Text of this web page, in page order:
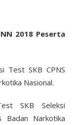
2018 Peserta
Test SKB CPNS
Nasional.
SKB Seleksi
Badan Narkotika